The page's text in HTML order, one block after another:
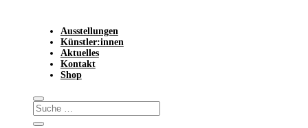
Ausstellungen
Künstler:innen
Aktuelles
Kontakt
Shop